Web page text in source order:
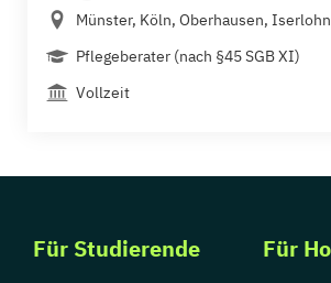
Münster, Köln, Oberhausen,
Pflegeberater (nach §45 SGB XI)
Vollzeit
Für Studierende Für